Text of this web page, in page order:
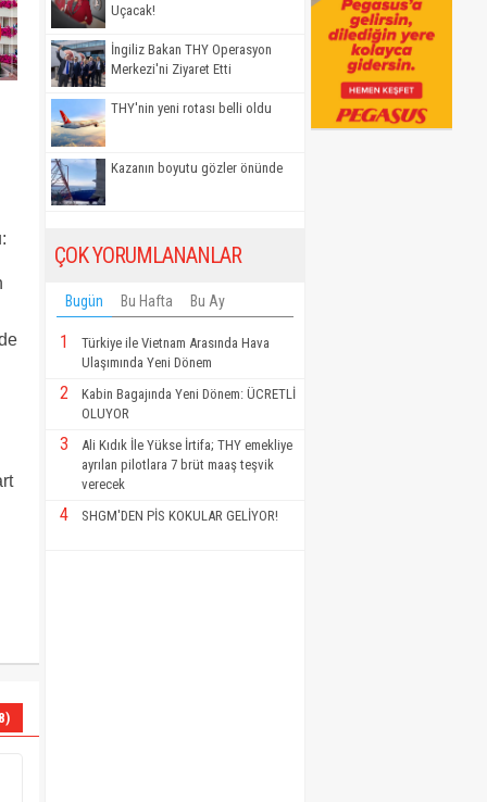
Uçacak!
İngiliz Bakan THY Operasyon
Merkezi'ni Ziyaret Etti
THY'nin yeni rotası belli oldu
Kazanın boyutu gözler önünde
ÇOK YORUMLANANLAR
Bugün Bu Hafta Bu Ay
1
Türkiye ile Vietnam Arasında Hava
Ulaşımında Yeni Dönem
2
Kabin Bagajında Yeni Dönem: ÜCRETLİ
OLUYOR
3
Ali Kıdık İle Yükse İrtifa; THY emekliye
ayrılan pilotlara 7 brüt maaş teşvik
verecek
4 SHGM'DEN PİS KOKULAR GELİYOR!